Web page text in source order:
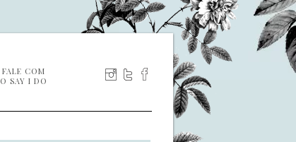
FALE COM
O SAY I DO